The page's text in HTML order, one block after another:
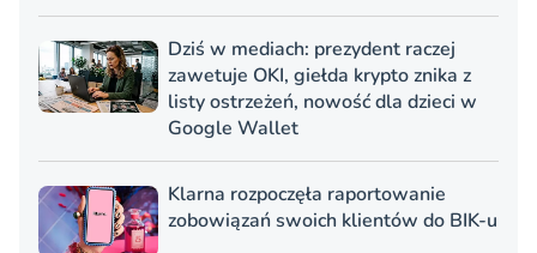
Dziś w mediach: prezydent raczej
zawetuje OKI, giełda krypto znika z
listy ostrzeżeń, nowość dla dzieci w
Google Wallet
Klarna rozpoczęła raportowanie
zobowiązań swoich klientów do BIK-u